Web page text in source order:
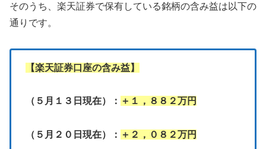
そのうち、楽天証券で保有している銘柄の含み益は以下の
通りです。
【楽天証券口座の含み益】
（５月１３日現在）： ＋１，８８２万円
（５月２０日現在）： ＋２，０８２万円